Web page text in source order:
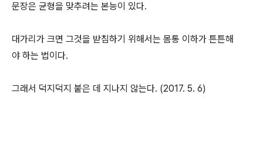
문장은 균형을 맞추려는 본능이 있다.
대가리가 크면 그것을 받침하기 위해서는 몸통 이하가 튼튼해
야 하는 법이다.
그래서 덕지덕지 붙은 데 지나지 않는다. (2017. 5. 6)